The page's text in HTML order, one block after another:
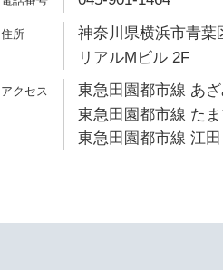
神奈川県横浜市青葉
リアルMビル 2F
東急田園都市線 あ
東急田園都市線 た
東急田園都市線 江